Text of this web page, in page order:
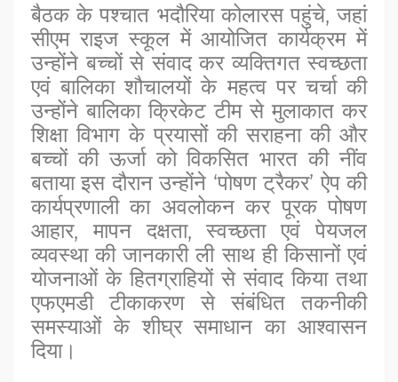
बैठक के पश्चात भदौरिया कोलारस पहुंचे, जहां
सीएम राइज स्कूल में आयोजित कार्यक्रम में
उन्होंने बच्चों से संवाद कर व्यक्तिगत स्वच्छता
एवं बालिका शौचालयों के महत्व पर चर्चा की
उन्होंने बालिका क्रिकेट टीम से मुलाकात कर
शिक्षा विभाग के प्रयासों की सराहना की और
बच्चों की ऊर्जा को विकसित भारत की नींव
बताया इस दौरान उन्होंने ‘पोषण ट्रैकर’ ऐप की
कार्यप्रणाली का अवलोकन कर पूरक पोषण
आहार, मापन दक्षता, स्वच्छता एवं पेयजल
व्यवस्था की जानकारी ली साथ ही किसानों एवं
योजनाओं के हितग्राहियों से संवाद किया तथा
एफएमडी टीकाकरण से संबंधित तकनीकी
समस्याओं के शीघ्र समाधान का आश्वासन
दिया।